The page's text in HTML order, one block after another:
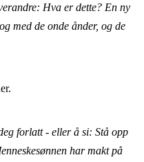
Hva er dette? En ny
med de onde ånder, og de
forlatt - eller å si: Stå opp
har makt på